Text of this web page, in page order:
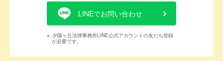
LINEでお問い合わせ
※ 夕陽ヶ丘法律事務所LINE公式アカウントの友だち登録
が必要です。